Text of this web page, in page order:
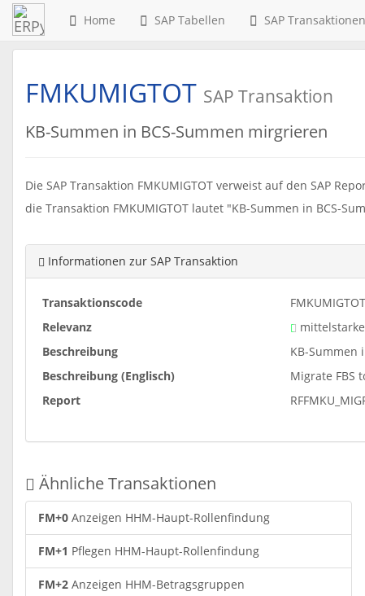
Home SAP Tabellen SAP Transaktionen
FMKUMIGTOT SAP Transaktion
KB-Summen in BCS-Summen mirgrieren
Die SAP Transaktion FMKUMIGTOT verweist auf den SAP
die Transaktion FMKUMIGTOT lautet "KB-Summen in BCS-
Informationen zur SAP Transaktion
Transaktionscode
FMKUMIGTOT
Relevanz
Beschreibung
KB-Summen
Beschreibung (Englisch)
Migrate FBS
Report
Ähnliche Transaktionen
FM+0 Anzeigen HHM-Haupt-Rollenfindung
FM+1 Pflegen HHM-Haupt-Rollenfindung
FM+2 Anzeigen HHM-Betragsgruppen